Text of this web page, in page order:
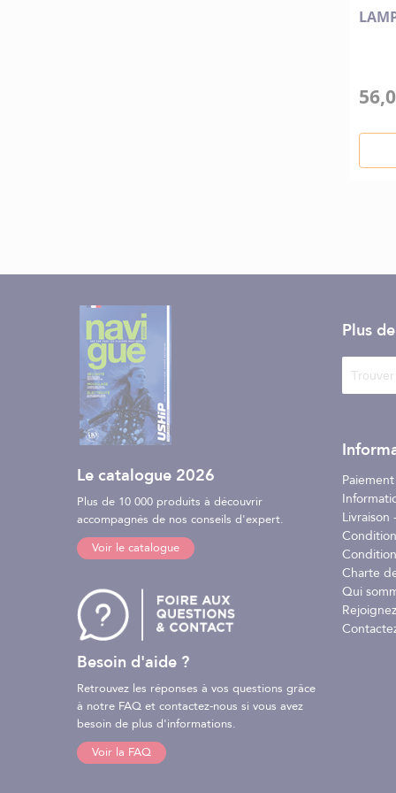
Le catalogue 2026
Plus de 10 000 produits à découvrir
accompagnés de nos conseils d'expert.
Voir le catalogue
Besoin d'aide ?
Retrouvez les réponses à vos questions grâce
à notre FAQ et contactez-nous si vous avez
besoin de plus d'informations.
Voir la FAQ
Plus
Livraison
Charte
Qui